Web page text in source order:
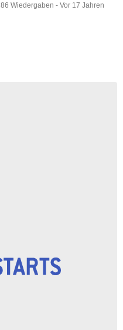
86 Wiedergaben - Vor 17 Jahren